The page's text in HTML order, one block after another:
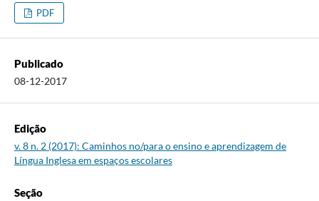
PDF
Publicado
08-12-2017
Edição
v. 8 n. 2 (2017): Caminhos no/para o ensino e aprendizagem de
Língua Inglesa em espaços escolares
Seção